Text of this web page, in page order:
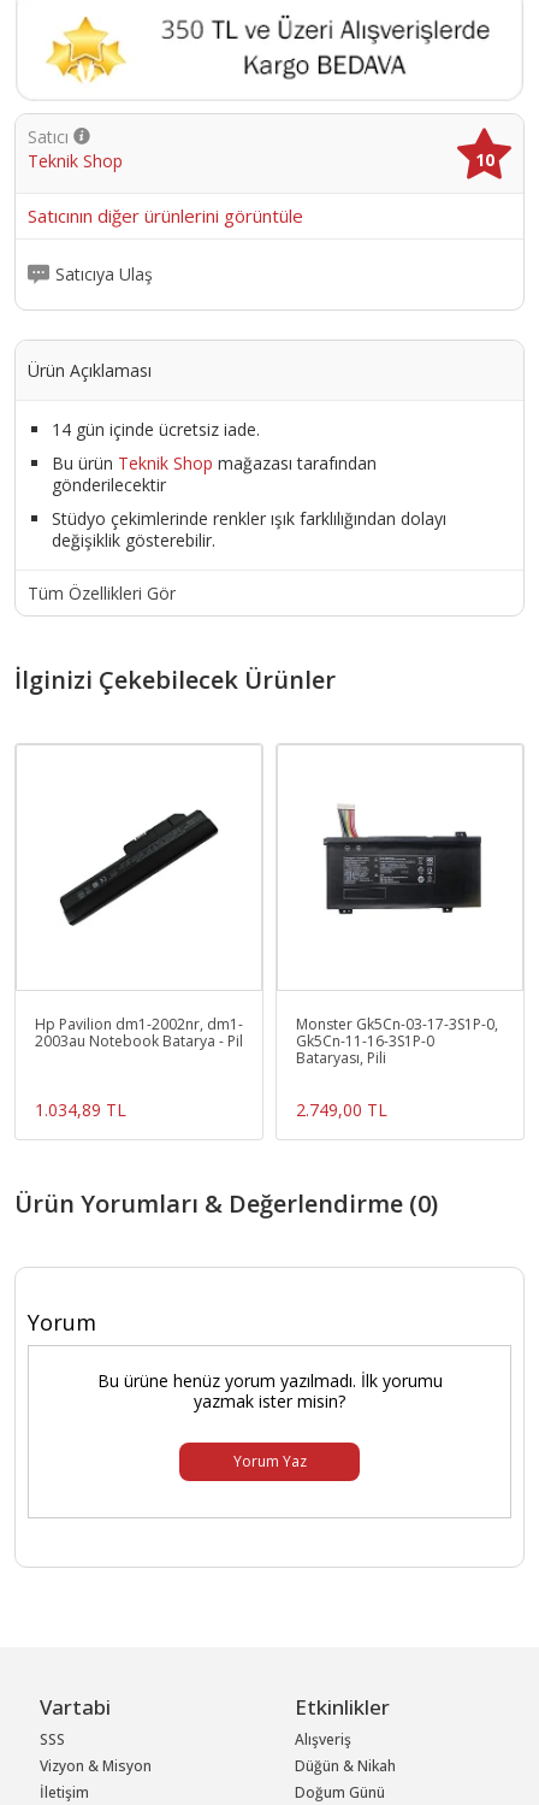
Satıcı
Teknik Shop
10
Satıcının diğer ürünlerini görüntüle
Satıcıya Ulaş
Ürün Açıklaması
14 gün içinde ücretsiz iade.
Bu ürün Teknik Shop mağazası tarafından
gönderilecektir
Stüdyo çekimlerinde renkler ışık farklılığından dolayı
değişiklik gösterebilir.
Tüm Özellikleri Gör
İlginizi Çekebilecek Ürünler
Hp Pavilion dm1-2002nr, dm1-
2003au Notebook Batarya - Pil
1.034,89 TL
Monster Gk5Cn-03-17-3S1P-0,
Gk5Cn-11-16-3S1P-0
Bataryası, Pili
2.749,00 TL
Ürün Yorumları & Değerlendirme (0)
Yorum
Bu ürüne henüz yorum yazılmadı. İlk yorumu
yazmak ister misin?
Yorum Yaz
Vartabi
SSS
Vizyon & Misyon
İletişim
Etkinlikler
Alışveriş
Düğün & Nikah
Doğum Günü